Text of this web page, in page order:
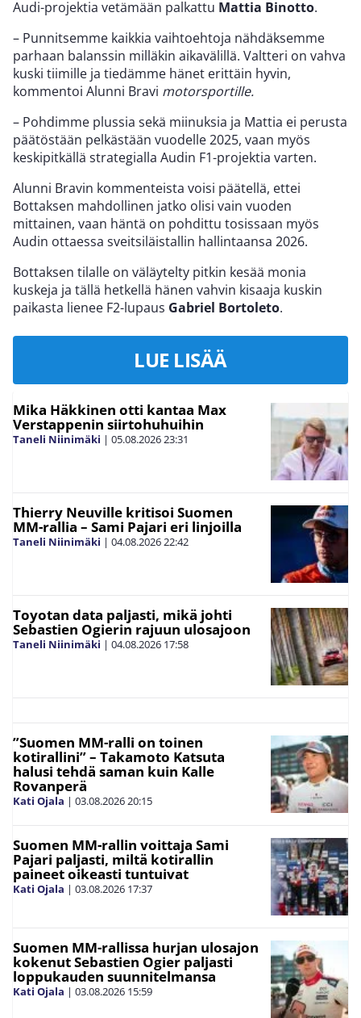
Audi-projektia vetämään palkattu Mattia Binotto.
– Punnitsemme kaikkia vaihtoehtoja nähdäksemme
parhaan balanssin milläkin aikavälillä. Valtteri on vahva
kuski tiimille ja tiedämme hänet erittäin hyvin,
kommentoi Alunni Bravi motorsportille.
– Pohdimme plussia sekä miinuksia ja Mattia ei perusta
päätöstään pelkästään vuodelle 2025, vaan myös
keskipitkällä strategialla Audin F1-projektia varten.
Alunni Bravin kommenteista voisi päätellä, ettei
Bottaksen mahdollinen jatko olisi vain vuoden
mittainen, vaan häntä on pohdittu tosissaan myös
Audin ottaessa sveitsiläistallin hallintaansa 2026.
Bottaksen tilalle on väläytelty pitkin kesää monia
kuskeja ja tällä hetkellä hänen vahvin kisaaja kuskin
paikasta lienee F2-lupaus Gabriel Bortoleto.
LUE LISÄÄ
Mika Häkkinen otti kantaa Max
Verstappenin siirtohuhuihin
Taneli Niinimäki | 05.08.202623:31
Thierry Neuville kritisoi Suomen
MM-rallia – Sami Pajari eri linjoilla
Taneli Niinimäki | 04.08.202622:42
Toyotan data paljasti, mikä johti
Sebastien Ogierin rajuun ulosajoon
Taneli Niinimäki | 04.08.2026 17:58
”Suomen MM-ralli on toinen
kotirallini” – Takamoto Katsuta
halusi tehdä saman kuin Kalle
Rovanperä
Kati Ojala | 03.08.202620:15
Suomen MM-rallin voittaja Sami
Pajari paljasti, miltä kotirallin
paineet oikeasti tuntuivat
Kati Ojala | 03.08.2026 17:37
Suomen MM-rallissa hurjan ulosajon
kokenut Sebastien Ogier paljasti
loppukauden suunnitelmansa
Kati Ojala | 03.08.2026 15:59